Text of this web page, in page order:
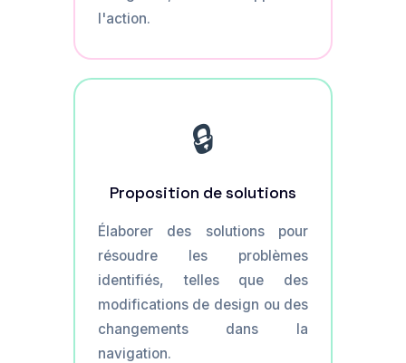
l'action.
🔒
Proposition de solutions
Élaborer des solutions pour
résoudre les problèmes
identifiés, telles que des
modifications de design ou des
changements dans la
navigation.